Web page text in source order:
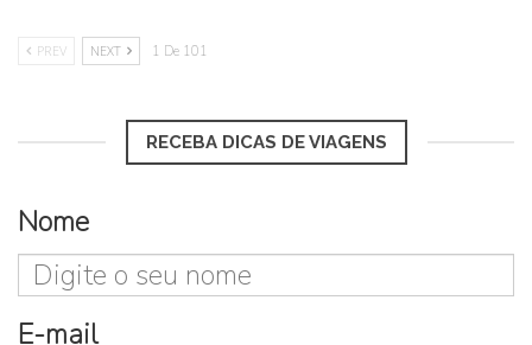
PREV NEXT 1 De 101
RECEBA DICAS DE VIAGENS
Nome
E-mail